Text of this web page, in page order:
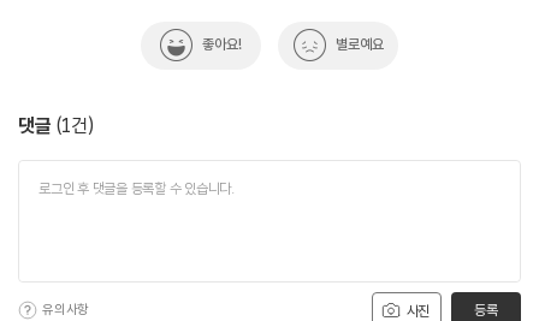
좋아요! 별로예요
댓글 (1건)
사진
유의사항 등록